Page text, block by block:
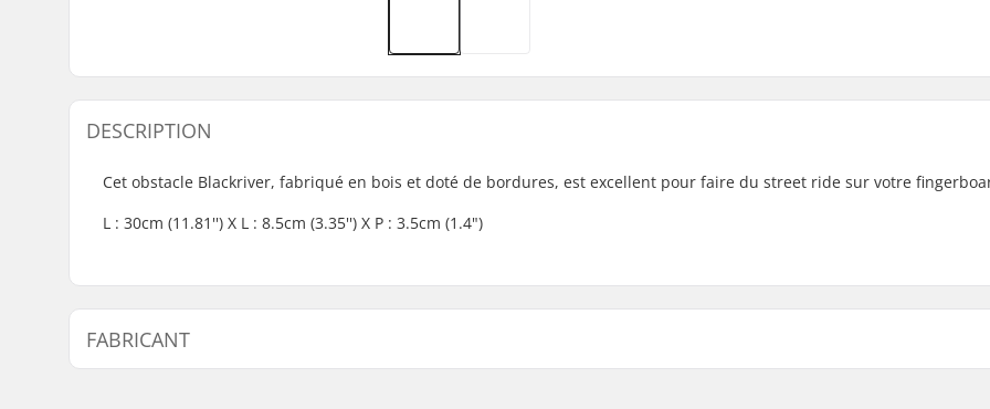
DESCRIPTION
Cet obstacle Blackriver, fabriqué en bois et doté de bordures, est excellent pour faire du street ride sur votre
L : 30cm (11.81'') X L : 8.5cm (3.35'') X P : 3.5cm (1.4")
FABRICANT